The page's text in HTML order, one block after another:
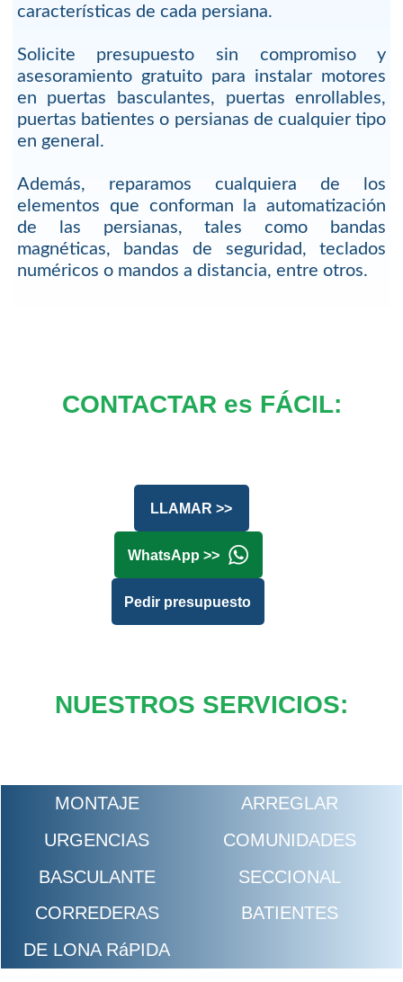
características de cada persiana.
Solicite presupuesto sin compromiso y
asesoramiento gratuito para instalar motores
en puertas basculantes, puertas enrollables,
puertas batientes o persianas de cualquier tipo
en general.
Además, reparamos cualquiera de los
elementos que conforman la automatización
de las persianas, tales como bandas
magnéticas, bandas de seguridad, teclados
numéricos o mandos a distancia, entre otros.
CONTACTAR es FÁCIL:
LLAMAR >>
WhatsApp >>
Pedir presupuesto
NUESTROS SERVICIOS:
MONTAJE
ARREGLAR
URGENCIAS
COMUNIDADES
BASCULANTE
SECCIONAL
CORREDERAS
BATIENTES
DE LONA RáPIDA